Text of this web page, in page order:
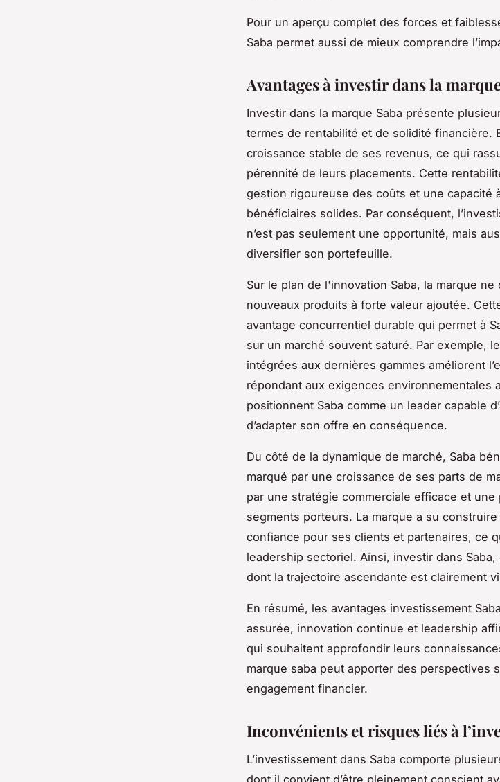
Pour un aperçu complet des forces et
Saba permet aussi de mieux comprendre
Avantages à investir dans la
Investir dans la marque Saba présente
termes de rentabilité et de solidité financière.
croissance stable de ses revenus, ce qui
pérennité de leurs placements. Cette
gestion rigoureuse des coûts et une capacité
bénéficiaires solides. Par conséquent,
n’est pas seulement une opportunité, mais
diversifier son portefeuille.
Sur le plan de l'innovation Saba, la marque
nouveaux produits à forte valeur ajoutée.
avantage concurrentiel durable qui permet à
sur un marché souvent saturé. Par exemple,
intégrées aux dernières gammes améliorent
répondant aux exigences environnementales
positionnent Saba comme un leader capable
d’adapter son offre en conséquence.
Du côté de la dynamique de marché, Saba
marqué par une croissance de ses parts de
par une stratégie commerciale efficace et
segments porteurs. La marque a su
confiance pour ses clients et partenaires, ce
leadership sectoriel. Ainsi, investir dans
dont la trajectoire ascendante est clairement
En résumé, les avantages investissement
assurée, innovation continue et leadership
qui souhaitent approfondir leurs
marque saba peut apporter des perspectives
engagement financier.
Inconvénients et risques liés à
L’investissement dans Saba comporte
dont il convient d’être pleinement conscient